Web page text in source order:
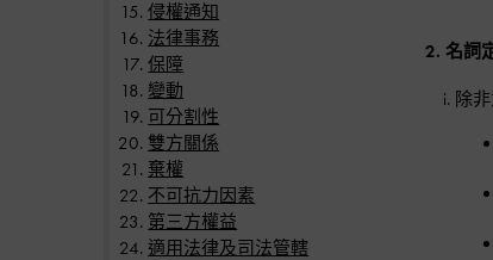
侵權通知
法律事務
保障
變動
可分割性
雙方關係
棄權
不可抗力因素
第三方權益
適用法律及司法管轄
2. 名詞
除